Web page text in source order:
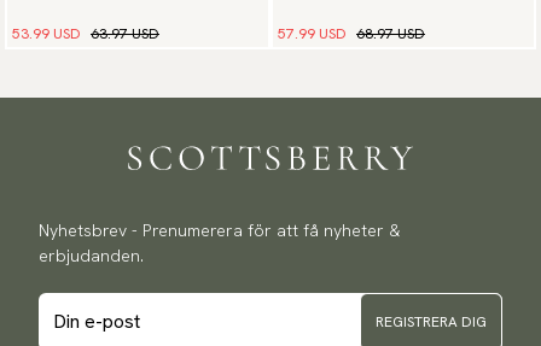
53.99 USD 63.97 USD 57.99 USD 68.97 USD
Nyhetsbrev - Prenumerera för att få nyheter &
erbjudanden.
REGISTRERA DIG